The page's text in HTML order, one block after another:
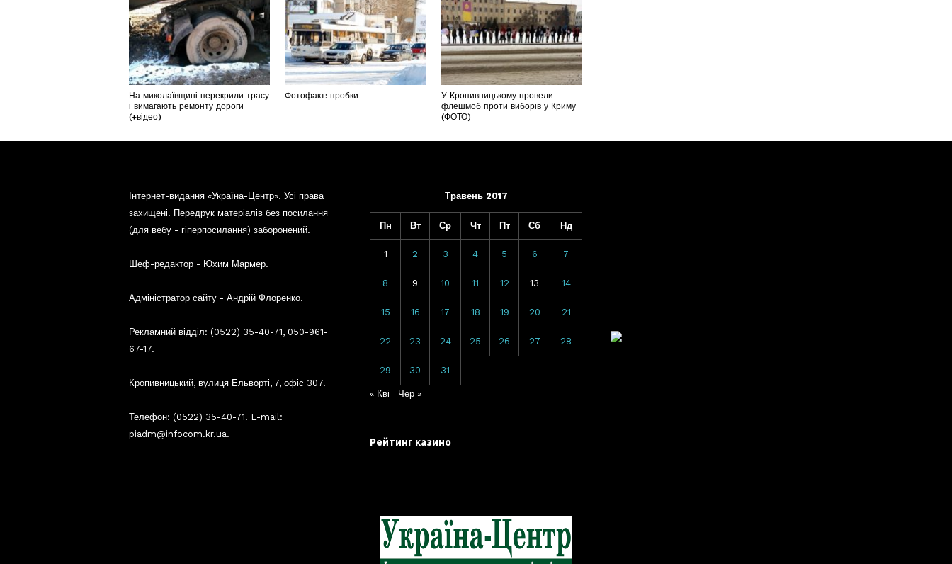
На миколаївщині перекрили трасу
і вимагають ремонту дороги
(+відео)
Фотофакт: пробки
У Кропивницькому провели
флешмоб проти виборів у Криму
(ФОТО)
Інтернет-видання «Україна-Центр». Усі права
захищені. Передрук матеріалів без посилання
(для вебу - гіперпосилання) заборонений.
Шеф-редактор - Юхим Мармер.
Адміністратор сайту - Андрій Флоренко.
Рекламний відділ: (0522) 35-40-71, 050-961-
67-17.
Кропивницький, вулиця Ельворті, 7, офіс 307.
Телефон: (0522) 35-40-71. E-mail:
piadm@infocom.kr.ua.
Травень 2017
Пн Вт Ср Чт Пт Сб Нд
1 2 3 4 5 6 7
8 9 10 11 12 13 14
15 16 17 18 19 20 21
22 23 24 25 26 27 28
29 30 31
« Кві Чер »
Рейтинг казино